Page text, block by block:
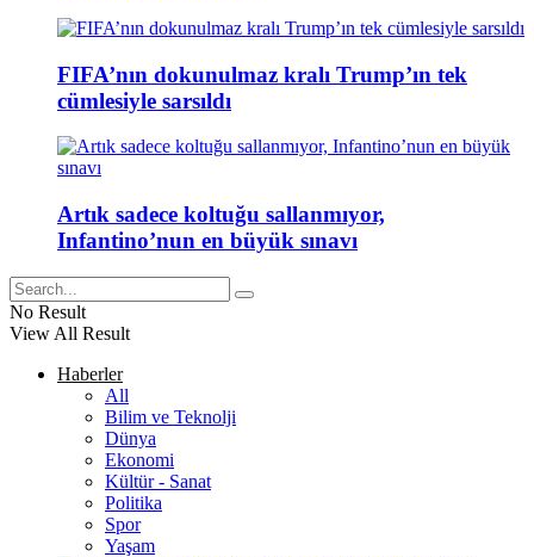
FIFA’nın dokunulmaz kralı Trump’ın tek
cümlesiyle sarsıldı
Artık sadece koltuğu sallanmıyor,
Infantino’nun en büyük sınavı
No Result
View All Result
Haberler
All
Bilim ve Teknolji
Dünya
Ekonomi
Kültür - Sanat
Politika
Spor
Yaşam